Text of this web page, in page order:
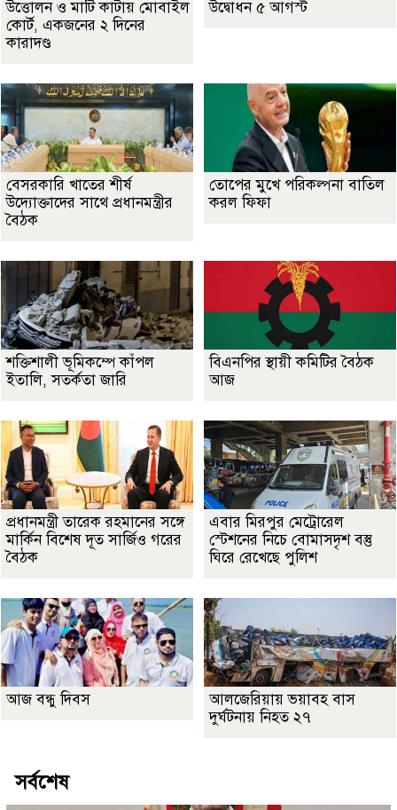
উত্তোলন ও মাটি কাটায় মোবাইল
কোর্ট, একজনের ২ দিনের
কারাদণ্ড
উদ্বোধন ৫ আগস্ট
বেসরকারি খাতের শীর্ষ
উদ্যোক্তাদের সাথে প্রধানমন্ত্রীর
বৈঠক
তোপের মুখে পরিকল্পনা বাতিল
করল ফিফা
শক্তিশালী ভূমিকম্পে কাঁপল
ইতালি, সতর্কতা জারি
বিএনপির স্থায়ী কমিটির বৈঠক
আজ
প্রধানমন্ত্রী তারেক রহমানের সঙ্গে
মার্কিন বিশেষ দূত সার্জিও গরের
বৈঠক
এবার মিরপুর মেট্রোরেল
স্টেশনের নিচে বোমাসদৃশ বস্তু
ঘিরে রেখেছে পুলিশ
আজ বন্ধু দিবস
আলজেরিয়ায় ভয়াবহ বাস
দুর্ঘটনায় নিহত ২৭
সর্বশেষ